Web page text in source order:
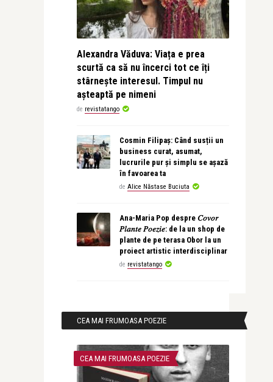
Alexandra Văduva: Viața e prea
scurtă ca să nu încerci tot ce îți
stârnește interesul. Timpul nu
așteaptă pe nimeni
de revistatango
Cosmin Filipaș: Când susții un
business curat, asumat,
lucrurile pur și simplu se așază
în favoarea ta
de Alice Năstase Buciuta
Ana-Maria Pop despre 𝐶𝑜𝑣𝑜𝑟
𝑃𝑙𝑎𝑛𝑡𝑒 𝑃𝑜𝑒𝑧𝑖𝑒: de la un shop de
plante de pe terasa Obor la un
proiect artistic interdisciplinar
de revistatango
CEA MAI FRUMOASA POEZIE
CEA MAI FRUMOASA POEZIE